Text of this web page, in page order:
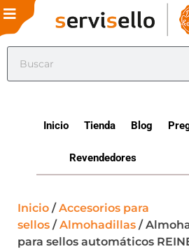
Inicio Tienda Blog
Revendedores
Inicio /Accesorios para
sellos /Almohadillas /
para sellos automáticos